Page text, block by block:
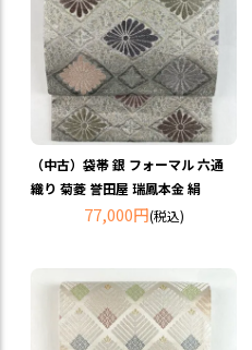
（中古）袋帯 銀 フォーマル 六通
織り 菊菱 誉田屋 瑞鳳本金 絹
77,000円(税込)